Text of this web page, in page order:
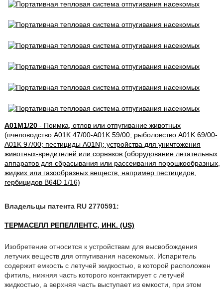
A01M1/20- Поимка, отлов или отпугивание животных
(пчеловодство A01K 47/00-A01K 59/00; рыболовство A01K 69/00-
A01K 97/00; пестициды A01N); устройства для уничтожения
животных-вредителей или сорняков (оборудование летательных
аппаратов для сбрасывания или рассеивания порошкообразных,
жидких или газообразных веществ, например пестицидов,
гербицидов B64D 1/16)
Владельцы патента RU 2770591:
ТЕРМАСЕЛЛ РЕПЕЛЛЕНТС, ИНК. (US)
Изобретение относится к устройствам для высвобождения
летучих веществ для отпугивания насекомых. Испаритель
содержит емкость с летучей жидкостью, в которой расположен
фитиль, нижняя часть которого контактирует с летучей
жидкостью, а верхняя часть выступает из емкости, при этом